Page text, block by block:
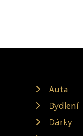
Auta
Bydlení
Dárky